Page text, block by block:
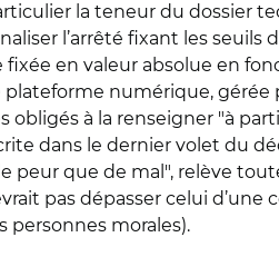
la teneur du dossier
l’arrêté fixant les
en valeur absolue en
numérique,
à la renseigner "à
dans le dernier volet du
peur que de mal", relève
pas dépasser celui d’une
personnes morales).